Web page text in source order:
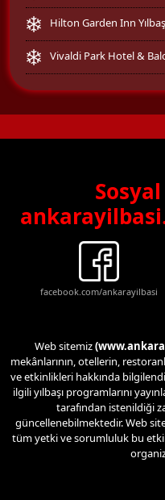
Hilton Garden Inn
Vivaldi Park Hotel & Balo
facebook.com/ankarayilbasi
Web sitemiz
mekânlarının, otellerin,
ve etkinlikleri hakkında
ilgili yılbaşı programlarını
tarafından istenildiği
güncellenebilmektedir. Web
tüm yetki ve sorumluluk bu